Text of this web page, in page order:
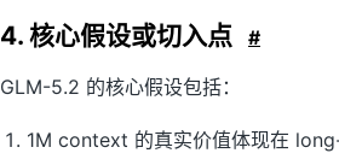
4. 核心假设或切入点 #
GLM-5.2 的核心假设包括：
1M context 的真实价值体现在